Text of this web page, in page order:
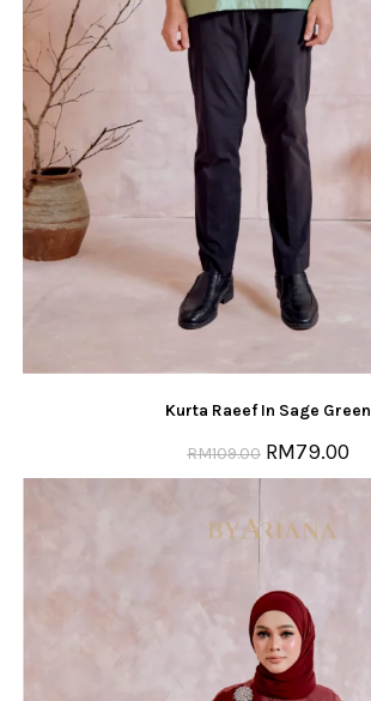
Kurta Raeef In Sage Green
RM109.00 RM79.00